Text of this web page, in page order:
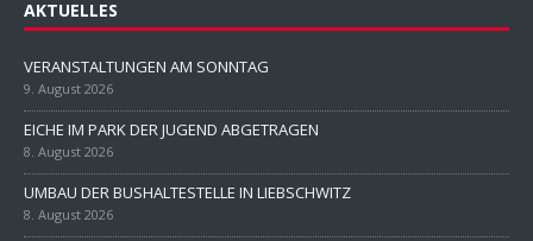
AKTUELLES
VERANSTALTUNGEN AM SONNTAG
9. August 2026
EICHE IM PARK DER JUGEND ABGETRAGEN
8. August 2026
UMBAU DER BUSHALTESTELLE IN LIEBSCHWITZ
8. August 2026